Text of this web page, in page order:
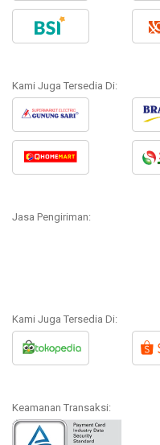
Kami Juga Tersedia Di:
Jasa Pengiriman:
Kami Juga Tersedia Di:
Keamanan Transaksi: